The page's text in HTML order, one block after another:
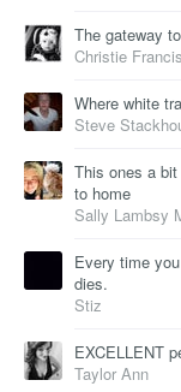
The gateway
Christie Francis
Where white
Steve
This ones a
to home
Sally Lambsy
Every time
dies.
Stiz
EXCELLENT
Taylor Ann